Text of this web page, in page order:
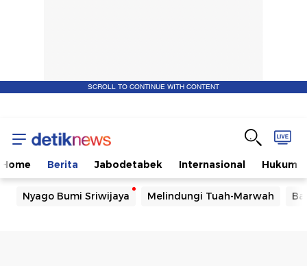
SCROLL TO CONTINUE WITH CONTENT
Home Berita Jabodetabek Internasional Hukum
Nyago Bumi Sriwijaya Melindungi Tuah-Marwah